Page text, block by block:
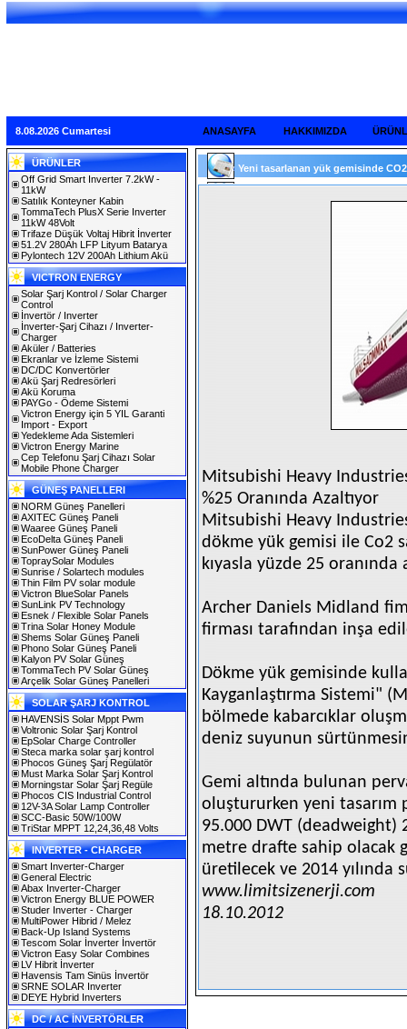
8.08.2026 Cumartesi ANASAYFA HAKKIMIZDA
ÜRÜNLER
Off Grid Smart Inverter 7.2kW -
11kW
Satılık Konteyner Kabin
TommaTech PlusX Serie Inverter
11kW 48Volt
Trifaze Düşük Voltaj Hibrit İnverter
51.2V 280Ah LFP Lityum Batarya
Pylontech 12V 200Ah Lithium Akü
VICTRON ENERGY
Solar Şarj Kontrol / Solar Charger
Control
İnvertör / Inverter
İnverter-Şarj Cihazı / Inverter-
Charger
Aküler / Batteries
Ekranlar ve İzleme Sistemi
DC/DC Konvertörler
Akü Şarj Redresörleri
Akü Koruma
PAYGo - Ödeme Sistemi
Victron Energy için 5 YIL Garanti
Import - Export
Yedekleme Ada Sistemleri
Victron Energy Marine
Cep Telefonu Şarj Cihazı Solar
Mobile Phone Charger
GÜNEŞ PANELLERI
NORM Güneş Panelleri
AXITEC Güneş Paneli
Waaree Güneş Paneli
EcoDelta Güneş Paneli
SunPower Güneş Paneli
TopraySolar Modules
Sunrise / Solartech modules
Thin Film PV solar module
Victron BlueSolar Panels
SunLink PV Technology
Esnek / Flexible Solar Panels
Trina Solar Honey Module
Shems Solar Güneş Paneli
Phono Solar Güneş Paneli
Kalyon PV Solar Güneş
TommaTech PV Solar Güneş
Arçelik Solar Güneş Panelleri
SOLAR ŞARJ KONTROL
HAVENSİS Solar Mppt Pwm
Voltronic Solar Şarj Kontrol
EpSolar Charge Controller
Steca marka solar şarj kontrol
Phocos Güneş Şarj Regülatör
Must Marka Solar Şarj Kontrol
Morningstar Solar Şarj Regüle
Phocos CIS Industrial Control
12V-3A Solar Lamp Controller
SCC-Basic 50W/100W
TriStar MPPT 12,24,36,48 Volts
INVERTER - CHARGER
Smart Inverter-Charger
General Electric
Abax Inverter-Charger
Victron Energy BLUE POWER
Studer Inverter - Charger
MultiPower Hibrid / Melez
Back-Up Island Systems
Tescom Solar İnverter İnvertör
Victron Easy Solar Combines
LV Hibrit İnverter
Havensis Tam Sinüs İnvertör
SRNE SOLAR Inverter
DEYE Hybrid Inverters
DC / AC İNVERTÖRLER
Yeni tasarlanan yük gemisinde CO2
Mitsubishi Heavy
%25 Oranında Azaltıyor
Mitsubishi Heavy
dökme yük gemisi ile Co2
kıyasla yüzde 25 oranında
Archer Daniels Midland
firması tarafından inşa
Dökme yük gemisinde
Kayganlaştırma Sistemi"
bölmede kabarcıklar
deniz suyunun
Gemi altında bulunan
oluştururken yeni tasarım
95.000 DWT (deadweight)
metre drafte sahip olacak
üretilecek ve 2014 yılında
www.limitsizenerji.com
18.10.2012